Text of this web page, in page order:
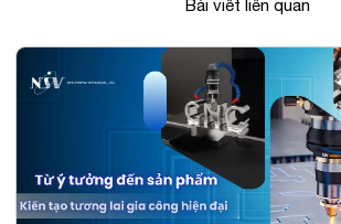
Bài viết liên quan